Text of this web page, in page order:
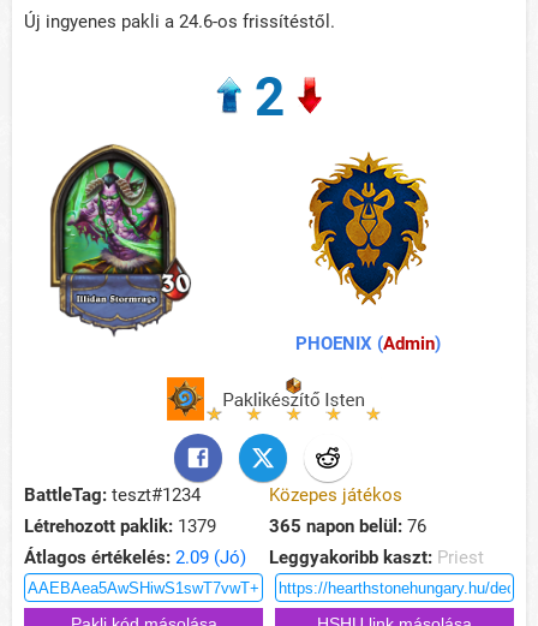
Új ingyenes pakli a 24.6-os frissítéstől.
2
PHOENIX (Admin)
BattleTag: teszt#1234
Közepes játékos
Létrehozott paklik: 1379 365 napon belül: 76
Átlagos értékelés: 2.09 (Jó) Leggyakoribb kaszt: Priest